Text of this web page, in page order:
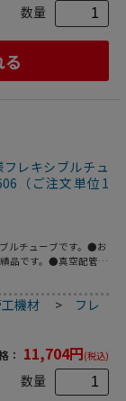
数量
フレキシブルチュ
（ご注文単位1
ルチューブです。●お
品です。●真空配管
：NW25●適合流
～150℃(シール材の
験：1.33×10[[の-10
テンレス
(SUS316L)
機材 > フレ
： 11,704円(税込)
数量